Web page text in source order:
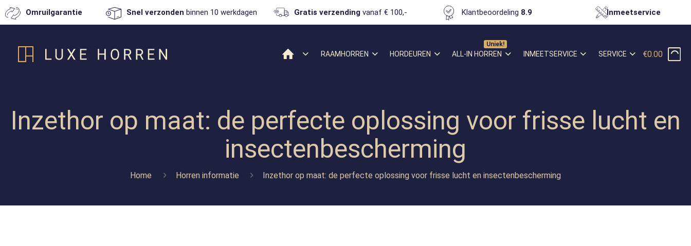
Omruilgarantie Snel verzonden binnen 10 werkdagen Gratis verzendingvanaf € 100,- Klantbeoordeling 8.9 Inmeetservice
RAAMHORREN HORDEUREN ALL-IN HORREN INMEETSERVICE SERVICE €0.00
Inzethor op maat: de perfecte oplossing voor frisse lucht en
insectenbescherming
Home Horren informatie Inzethor op maat: de perfecte oplossing voor frisse lucht en insectenbescherming